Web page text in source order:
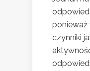
ponieważ
czynniki